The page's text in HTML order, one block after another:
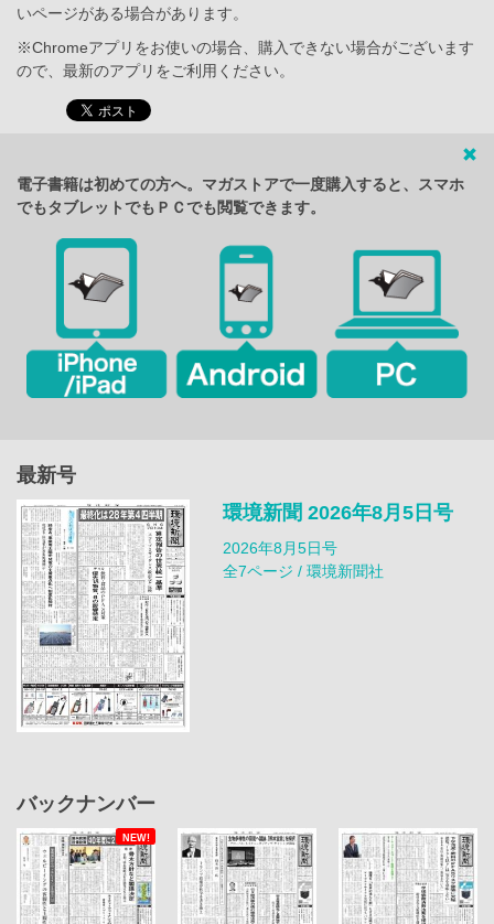
いページがある場合があります。
※Chromeアプリをお使いの場合、購入できない場合がございます
ので、最新のアプリをご利用ください。
電子書籍は初めての方へ。マガストアで一度購入すると、スマホ
でもタブレットでもＰＣでも閲覧できます。
最新号
環境新聞 2026年8月5日号
2026年8月5日号
全7ページ / 環境新聞社
バックナンバー
NEW!